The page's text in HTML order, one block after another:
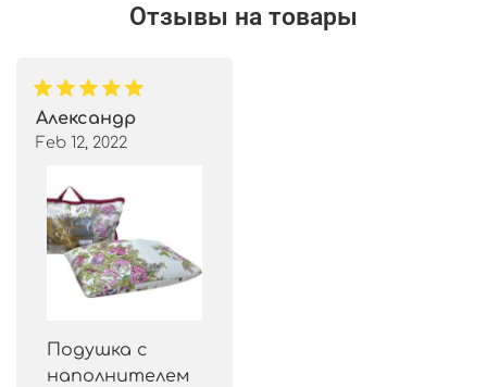
Отзывы на товары
Александр
Feb 12, 2022
Подушка с
наполнителем